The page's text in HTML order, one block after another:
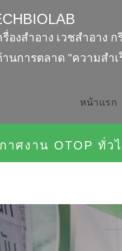
รื่องสำอาง เวชสำอา
นการตลาด "ความสำ
หน้าเเรก
าศงาน OTOP ทั่